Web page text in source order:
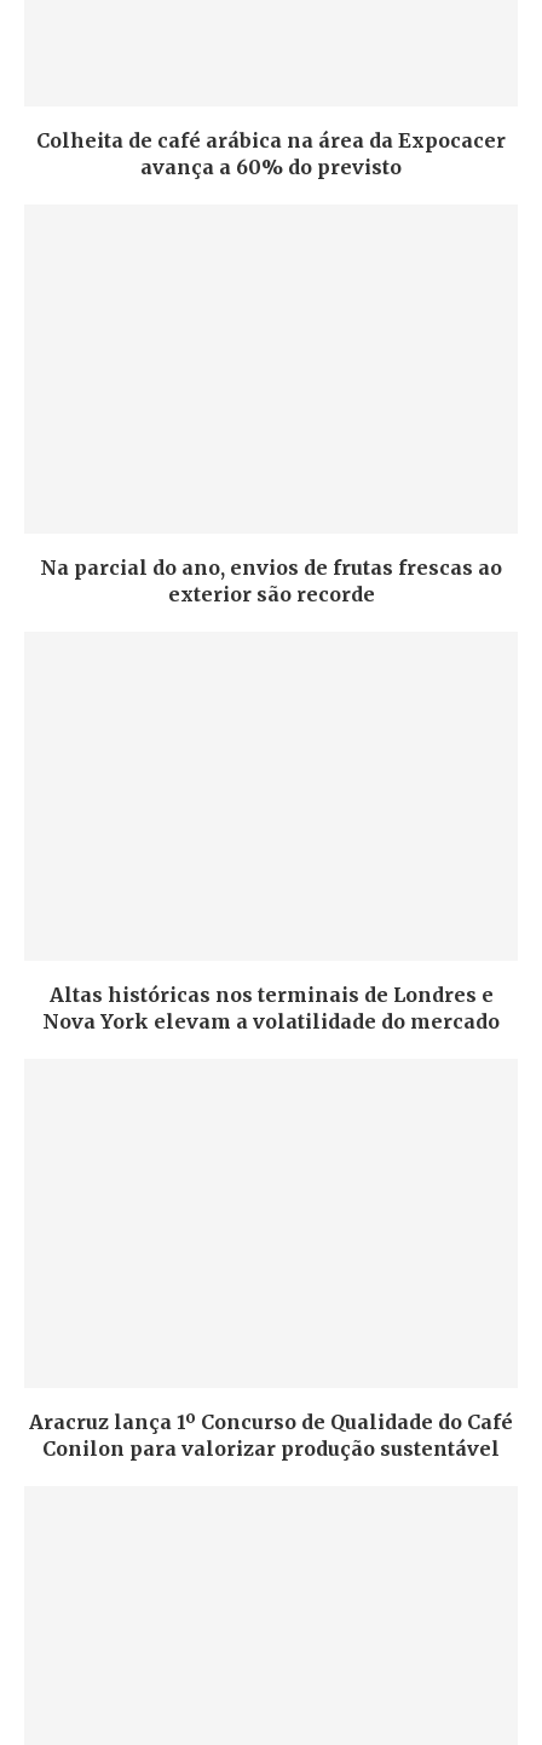
Colheita de café arábica na área da Expocacer
avança a 60% do previsto
Na parcial do ano, envios de frutas frescas ao
exterior são recorde
Altas históricas nos terminais de Londres e
Nova York elevam a volatilidade do mercado
Aracruz lança 1º Concurso de Qualidade do Café
Conilon para valorizar produção sustentável